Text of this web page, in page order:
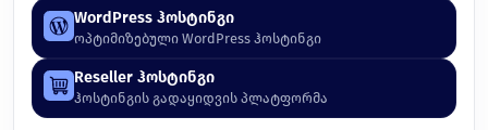
WordPress ჰოსტინგი
ოპტიმიზებული WordPress ჰოსტინგი
Reseller ჰოსტინგი
ჰოსტინგის გადაყიდვის პლატფორმა